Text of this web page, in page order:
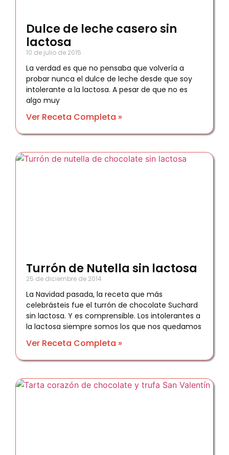
Dulce de leche casero sin
lactosa
10 de julio de 2015
La verdad es que no pensaba que volvería a
probar nunca el dulce de leche desde que soy
intolerante a la lactosa. A pesar de que no es
algo muy
Ver Receta Completa »
Turrón de Nutella sin lactosa
25 de diciembre de 2014
La Navidad pasada, la receta que más
celebrásteis fue el turrón de chocolate Suchard
sin lactosa. Y es comprensible. Los intolerantes a
la lactosa siempre somos los que nos quedamos
Ver Receta Completa »